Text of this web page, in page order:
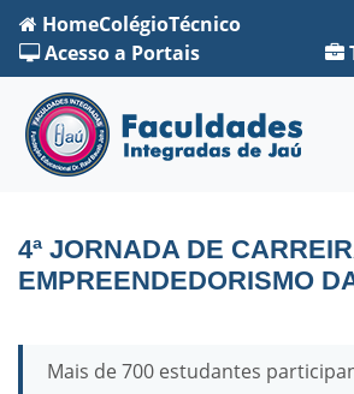
HomeColégioTécnico
Acesso a Portais
4ª JORNADA DE
EMPREENDEDORISMO
Mais de 700 estudantes